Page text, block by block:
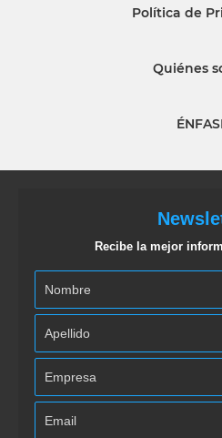
Política de
Quiénes
Recibe la mejor